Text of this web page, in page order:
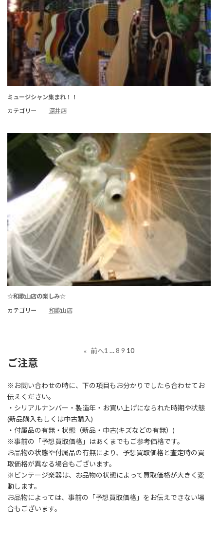
ミュージシャン集まれ！！
カテゴリー
深井店
☆和歌山店の楽しみ☆
カテゴリー
和歌山店
« 前へ1 …8 9 10
ご注意
※お問い合わせの時に、下の項目もお分かりでしたら合わせてお
伝えください。
・シリアルナンバー・製造年・お買い上げになられた時期や状態
(新品購入もしくは中古購入)
・付属品の有無・状態（新品・中古(キズなどの有無）)
※事前の「予想買取価格」はあくまでもご参考価格です。
お品物の状態や付属品の有無により、予想買取価格と査定時の買
取価格が異なる場合もございます。
※ビンテージ楽器は、お品物の状態によって買取価格が大きく変
動します。
お品物によっては、事前の「予想買取価格」をお伝えできない場
合もございます。